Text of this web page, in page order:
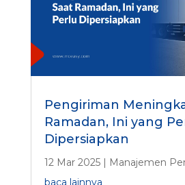
Pengiriman
Ramadan, Ini yang
Dipersiapkan
12 Mar 2025| Manajemen
baca lainnya